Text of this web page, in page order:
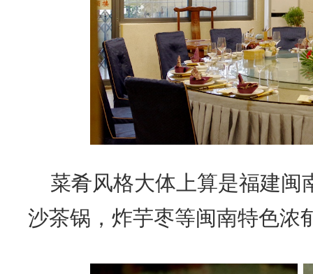
菜肴风格大体上算是福建闽
沙茶锅，炸芋枣等闽南特色浓